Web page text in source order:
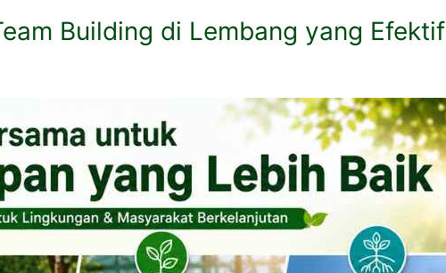
Building di Lembang yang Efektif